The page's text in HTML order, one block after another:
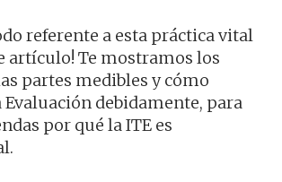
referente a esta práctica vital
artículo! Te mostramos los
partes medibles y cómo
debidamente, para
por qué la ITE es